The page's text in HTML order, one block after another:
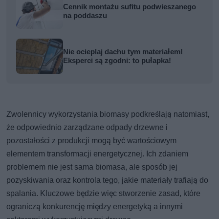
Cennik montażu sufitu podwieszanego
na poddaszu
Nie ocieplaj dachu tym materiałem!
Eksperci są zgodni: to pułapka!
Zwolennicy wykorzystania biomasy podkreślają natomiast,
że odpowiednio zarządzane odpady drzewne i
pozostałości z produkcji mogą być wartościowym
elementem transformacji energetycznej. Ich zdaniem
problemem nie jest sama biomasa, ale sposób jej
pozyskiwania oraz kontrola tego, jakie materiały trafiają do
spalania. Kluczowe będzie więc stworzenie zasad, które
ograniczą konkurencję między energetyką a innymi